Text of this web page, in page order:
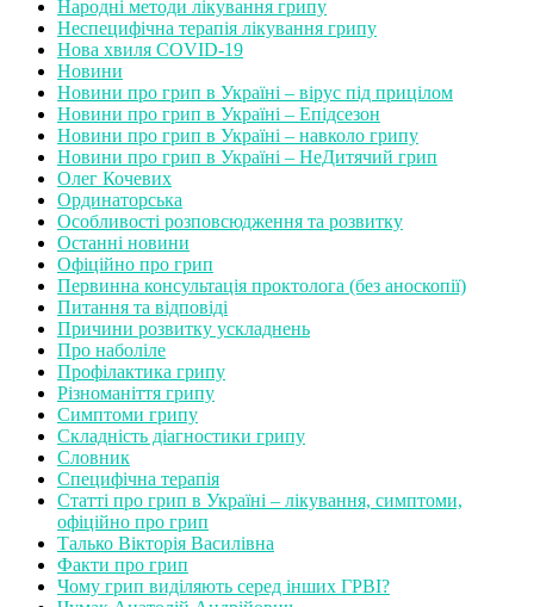
Народні методи лікування грипу
Неспецифічна терапія лікування грипу
Нова хвиля COVID-19
Новини
Новини про грип в Україні – вірус під прицілом
Новини про грип в Україні – Епідсезон
Новини про грип в Україні – навколо грипу
Новини про грип в Україні – НеДитячий грип
Олег Кочевих
Ординаторська
Особливості розповсюдження та розвитку
Останні новини
Офіційно про грип
Первинна консультація проктолога (без аноскопії)
Питання та відповіді
Причини розвитку ускладнень
Про наболіле
Профілактика грипу
Різноманіття грипу
Симптоми грипу
Складність діагностики грипу
Словник
Специфічна терапія
Статті про грип в Україні – лікування, симптоми,
офіційно про грип
Талько Вікторія Василівна
Факти про грип
Чому грип виділяють серед інших ГРВІ?